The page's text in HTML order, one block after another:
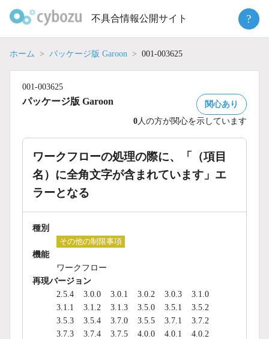
不具合情報公開サイト ?
ホーム パッケージ版 Garoon 001-003625
001-003625
パッケージ版 Garoon
関心あり
0 人の方が関心を示しています
ワークフローの処理の際に、「（項目
名）に全角文字が含まれています」エ
ラーとなる
種別
その他の制限事項
機能
ワークフロー
再現バージョン
2.5.4
3.0.0 3.0.1 3.0.2 3.0.3
3.1.0
3.1.1
3.1.2 3.1.3 3.5.0 3.5.1
3.5.2
3.5.3
3.5.4 3.7.0 3.5.5 3.7.1
3.7.2
3.7.3
3.7.4 3.7.5 4.0.0 4.0.1
4.0.2